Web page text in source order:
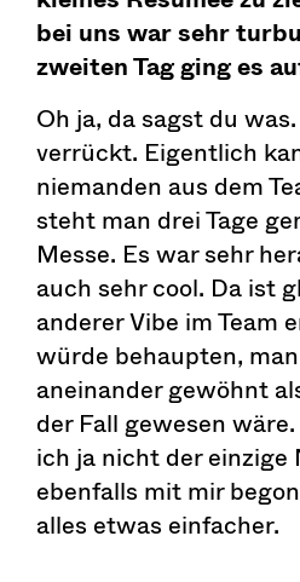
bei uns war sehr
zweiten Tag ging es
Oh ja, da sagst du
verrückt. Eigentlich
niemanden aus dem
steht man drei Tage
Messe. Es war sehr
auch sehr cool. Da ist
anderer Vibe im Team
würde behaupten,
aneinander gewöhnt
der Fall gewesen
ich ja nicht der einzige
ebenfalls mit mir
alles etwas einfacher.